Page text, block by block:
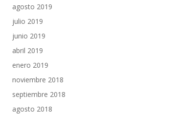
agosto 2019
julio 2019
junio 2019
abril 2019
enero 2019
noviembre 2018
septiembre 2018
agosto 2018